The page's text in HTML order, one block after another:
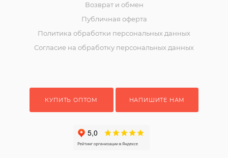
Возврат и обмен
Публичная оферта
Политика обработки персональных данных
Согласие на обработку персональных данных
КУПИТЬ ОПТОМ НАПИШИТЕ НАМ